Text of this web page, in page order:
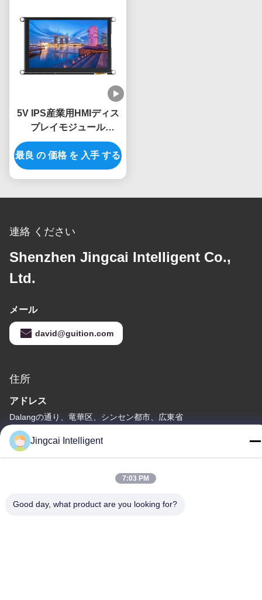
5V IPS産業用HMIディス
プレイモジュール
-30~80.C 温度範囲
最良 の 価格 を 入手 する
連絡 ください
Shenzhen Jingcai Intelligent Co.,
Ltd.
メール
david@guition.com
住所
アドレス
Dalangの通り、竜華区、シンセン都市、広東省
テレ
18665866730-18665866730
Jingcai Intelligent
7:03 PM
Good day, what product are you looking for?